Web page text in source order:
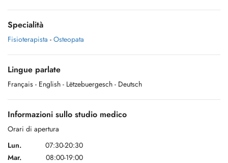
Specialità
Fisioterapista - Osteopata
Lingue parlate
Français - English - Lëtzebuergesch - Deutsch
Informazioni sullo studio medico
Orari di apertura
Lun.
07:30-20:30
Mar.
08:00-19:00